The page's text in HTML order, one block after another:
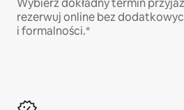
Wybierz dokładny termin
rezerwuj online bez
i formalności.*